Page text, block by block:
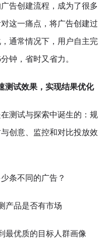
告创建流程，成为了很多
这一痛点，将广告创建过
通常情况下，用户自主完
钟，省时又省力。
试效果，实现结果优化
测试与探索中诞生的：规
创意、监控和对比投放效
条不同的广告？
产品是否有市场
最优质的目标人群画像